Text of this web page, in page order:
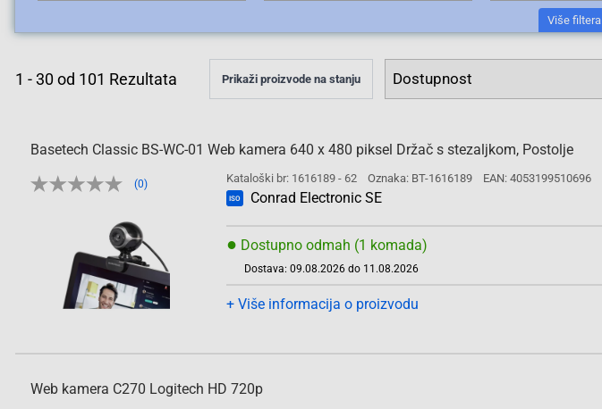
Više filtera
1 - 30 od 101 Rezultata Prikaži proizvode na stanju
Basetech Classic BS-WC-01 Web kamera 640 x 480 piksel Držač s stezaljkom, Postolje
(0) Kataloški br: 1616189 - 62 Oznaka: BT-1616189 EAN: 4053199510696
ISO Conrad Electronic SE
● Dostupno odmah (1 komada)
Dostava: 09.08.2026 do 11.08.2026
+ Više informacija o proizvodu
Web kamera C270 Logitech HD 720p